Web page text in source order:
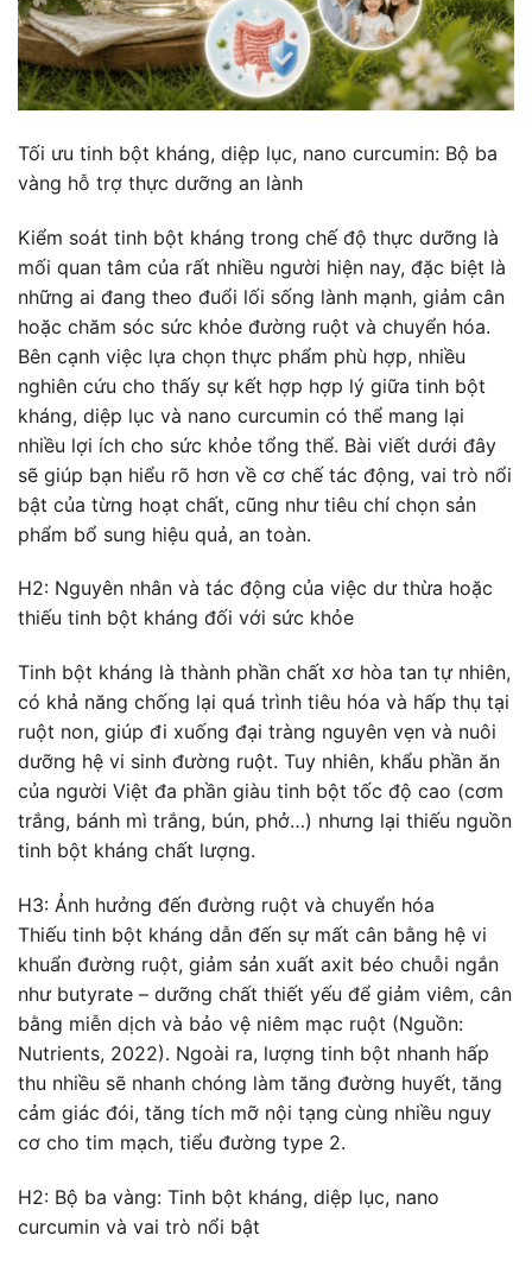
Tối ưu tinh bột kháng, diệp lục, nano curcumin: Bộ ba
vàng hỗ trợ thực dưỡng an lành
Kiểm soát tinh bột kháng trong chế độ thực dưỡng là
mối quan tâm của rất nhiều người hiện nay, đặc biệt là
những ai đang theo đuổi lối sống lành mạnh, giảm cân
hoặc chăm sóc sức khỏe đường ruột và chuyển hóa.
Bên cạnh việc lựa chọn thực phẩm phù hợp, nhiều
nghiên cứu cho thấy sự kết hợp hợp lý giữa tinh bột
kháng, diệp lục và nano curcumin có thể mang lại
nhiều lợi ích cho sức khỏe tổng thể. Bài viết dưới đây
sẽ giúp bạn hiểu rõ hơn về cơ chế tác động, vai trò nổi
bật của từng hoạt chất, cũng như tiêu chí chọn sản
phẩm bổ sung hiệu quả, an toàn.
H2: Nguyên nhân và tác động của việc dư thừa hoặc
thiếu tinh bột kháng đối với sức khỏe
Tinh bột kháng là thành phần chất xơ hòa tan tự nhiên,
có khả năng chống lại quá trình tiêu hóa và hấp thụ tại
ruột non, giúp đi xuống đại tràng nguyên vẹn và nuôi
dưỡng hệ vi sinh đường ruột. Tuy nhiên, khẩu phần ăn
của người Việt đa phần giàu tinh bột tốc độ cao (cơm
trắng, bánh mì trắng, bún, phở…) nhưng lại thiếu nguồn
tinh bột kháng chất lượng.
H3: Ảnh hưởng đến đường ruột và chuyển hóa
Thiếu tinh bột kháng dẫn đến sự mất cân bằng hệ vi
khuẩn đường ruột, giảm sản xuất axit béo chuỗi ngắn
như butyrate – dưỡng chất thiết yếu để giảm viêm, cân
bằng miễn dịch và bảo vệ niêm mạc ruột (Nguồn:
Nutrients, 2022). Ngoài ra, lượng tinh bột nhanh hấp
thu nhiều sẽ nhanh chóng làm tăng đường huyết, tăng
cảm giác đói, tăng tích mỡ nội tạng cùng nhiều nguy
cơ cho tim mạch, tiểu đường type 2.
H2: Bộ ba vàng: Tinh bột kháng, diệp lục, nano
curcumin và vai trò nổi bật